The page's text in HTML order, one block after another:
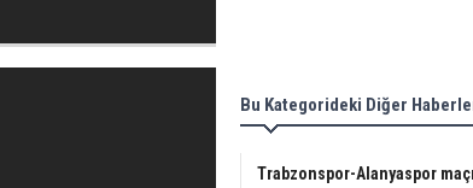
Bu Kategorideki Diğer
Trabzonspor-Alanyaspor